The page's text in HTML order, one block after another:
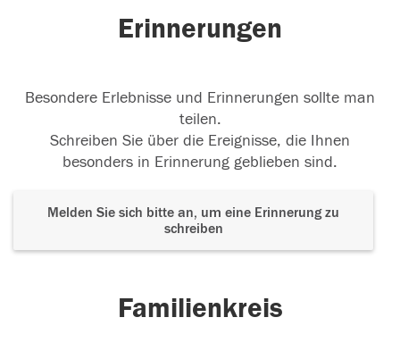
Erinnerungen
Besondere Erlebnisse und Erinnerungen sollte man
teilen.
Schreiben Sie über die Ereignisse, die Ihnen
besonders in Erinnerung geblieben sind.
Melden Sie sich bitte an, um eine Erinnerung zu
schreiben
Familienkreis